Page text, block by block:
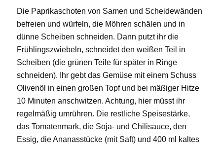
Die Paprikaschoten von Samen und Scheidewänden
befreien und würfeln, die Möhren schälen und in
dünne Scheiben schneiden. Dann putzt ihr die
Frühlingszwiebeln, schneidet den weißen Teil in
Scheiben (die grünen Teile für später in Ringe
schneiden). Ihr gebt das Gemüse mit einem Schuss
Olivenöl in einen großen Topf und bei mäßiger Hitze
10 Minuten anschwitzen. Achtung, hier müsst ihr
regelmäßig umrühren. Die restliche Speisestärke,
das Tomatenmark, die Soja- und Chilisauce, den
Essig, die Ananasstücke (mit Saft) und 400 ml kaltes